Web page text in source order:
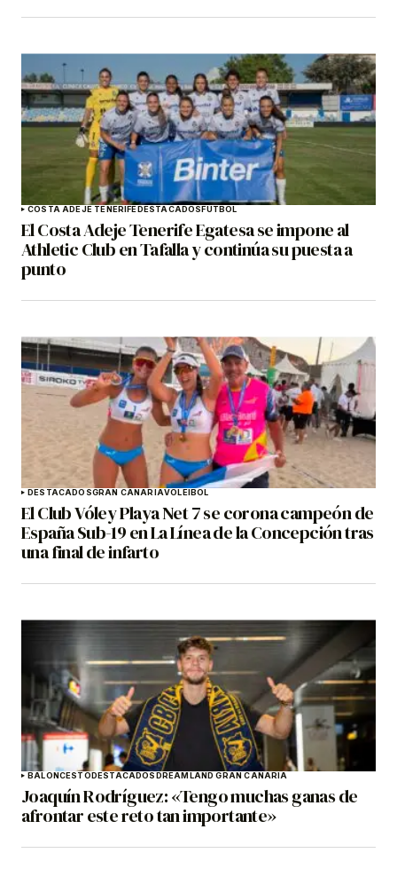
COSTA ADEJE TENERIFE DESTACADOS FÚTBOL
El Costa Adeje Tenerife Egatesa se impone al
Athletic Club en Tafalla y continúa su puesta a
punto
DESTACADOSGRAN CANARIAVOLEIBOL
El Club Vóley Playa Net 7 se corona campeón de
España Sub-19 en La Línea de la Concepción tras
una final de infarto
BALONCESTO DESTACADOS DREAMLAND GRAN CANARIA
Joaquín Rodríguez: «Tengo muchas ganas de
afrontar este reto tan importante»